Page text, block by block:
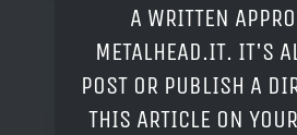
A WRITTEN
METALHEAD.IT. IT'S
POST OR PUBLISH A
THIS ARTICLE ON